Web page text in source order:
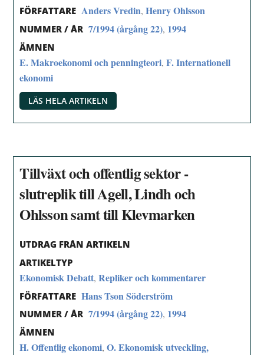
FÖRFATTARE Anders Vredin,Henry Ohlsson
NUMMER / ÅR 7/1994 (årgång 22), 1994
ÄMNEN
E. Makroekonomi och penningteori,F. Internationell
ekonomi
LÄS HELA ARTIKELN
Tillväxt och offentlig sektor -
slutreplik till Agell, Lindh och
Ohlsson samt till Klevmarken
UTDRAG FRÅN ARTIKELN
ARTIKELTYP
Ekonomisk Debatt,Repliker och kommentarer
FÖRFATTARE Hans Tson Söderström
NUMMER / ÅR 7/1994 (årgång 22), 1994
ÄMNEN
H. Offentlig ekonomi,O. Ekonomisk utveckling,